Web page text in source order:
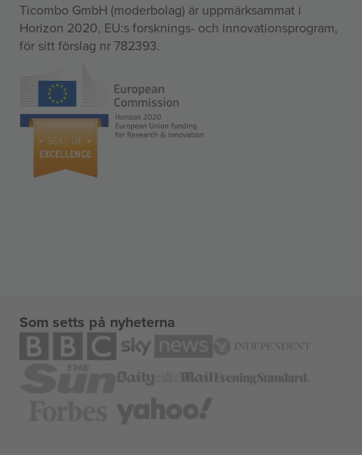
Ticombo GmbH (moderbolag) är uppmärksammat i
Horizon 2020, EU:s forsknings- och innovationsprogram,
för sitt förslag nr 782393.
Som setts på nyheterna